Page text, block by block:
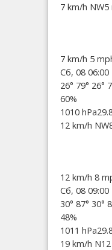
7 km/h NW5
7 km/h 5
Сб, 08 06:00
26° 79° 26°
60%
1010 hPa
12 km/h NW
12 km/h 8
Сб, 08 09:00
30° 87° 30°
48%
1011 hPa
19 km/h N